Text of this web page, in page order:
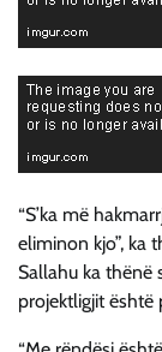
“S’ka më
eliminon kjo”, ka
Sallahu ka thënë
projektligjit është